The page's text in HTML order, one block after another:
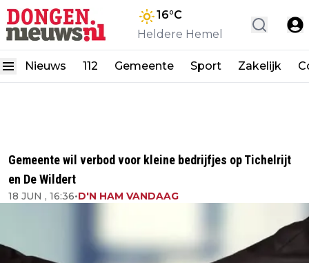
16°C
Heldere Hemel
Nieuws 112 Gemeente Sport Zakelijk
Gemeente wil verbod voor kleine bedrijfjes op Tichelrijt
en De Wildert
18 JUN , 16:36•D'N HAM VANDAAG